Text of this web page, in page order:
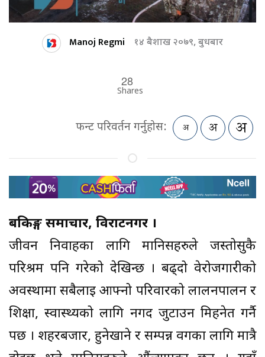
Manoj Regmi १४ बैशाख २०७९, बुधबार
28
Shares
फन्ट परिवर्तन गर्नुहोस:
बैंकिङ्ग समाचार, विराटनगर ।
जीवन निर्वाहका लागि मानिसहरुले जस्तोसुकै
परिश्रम पनि गरेको देखिन्छ । बढ्दो वेरोजगारीको
अवस्थामा सबैलाई आफ्नो परिवारको लालनपालन र
शिक्षा, स्वास्थ्यको लागि नगद जुटाउन मिहनेत गर्नै
पर्छ । शहरबजार, हुनेखाने र सम्पन्न वर्गका लागि मात्रै